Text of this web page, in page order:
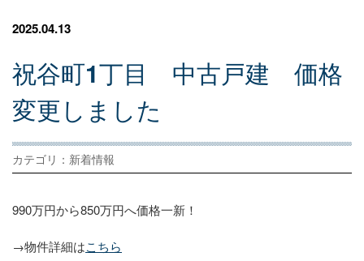
2025.04.13
祝谷町1丁目 中古戸建 価格
変更し ま した
カテゴリ：新着情報
990万円から850万円へ価格一新！
→物件詳細はこちら